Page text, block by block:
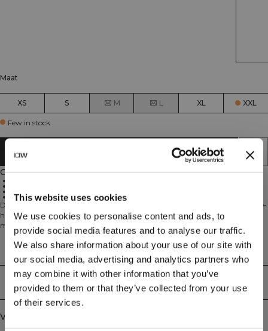
This website uses cookies
We use cookies to personalise content and ads, to
provide social media features and to analyse our traffic.
We also share information about your use of our site with
our social media, advertising and analytics partners who
may combine it with other information that you’ve
provided to them or that they’ve collected from your use
of their services.
Maat
XS S M L XL XXL
Few in stock
AAN WINKELWAGENTJE TOEVOEGEN
Omschrijving
Uitneembare cups
De Smooth Seamless sportbeha is ontworpen voor een comfortabele, tweede-
huid ervaring met lichte ondersteuning. Gemaakt van ultrazacht, naadloos
materiaal met vier-weg stretch beweegt hij moeiteloos met je mee - perfect
voor workouts met lage impact of voor dagelijks comfort. De uitneembare
cups zorgen voor een aanpasbare pasvorm, terwijl het gladde,
minimalistische design je natuurlijke vorm accentueert.
Technische aspecten
Bezorging en retouren
Vergelijkbare producten